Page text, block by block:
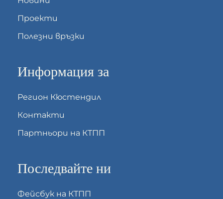
Проекти
Полезни връзки
Информация за
Регион Кюстендил
Контакти
Партньори на КТПП
Последвайте ни
Фейсбук на КТПП